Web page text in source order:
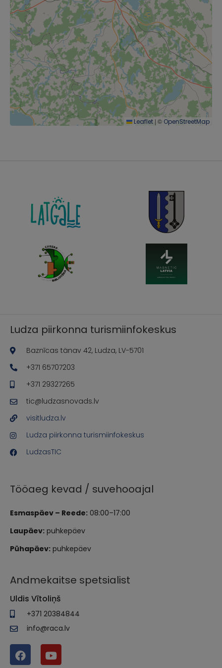
Leaflet | © OpenStreetMap
Ludza piirkonna turismiinfokeskus
Baznīcas tänav 42, Ludza, LV-5701
+371 65707203
+371 29327265
tic@ludzasnovads.lv
visitludza.lv
Ludza piirkonna turismiinfokeskus
LudzasTIC
Tööaeg kevad / suvehooajal
Esmaspäev – Reede: 08:00–17:00
Laupäev: puhkepäev
Pühapäev: puhkepäev
Andmekaitse spetsialist
Uldis Vītoliņš
+371 20384844
info@raca.lv